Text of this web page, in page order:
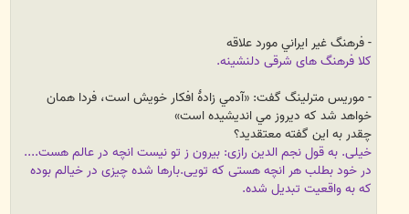
- فرهنگ غير ايراني مورد علاقه
کلا فرهنگ های شرقی دلنشینه.
- موريس مترلينگ گفت: «آدمي زادۀ افكار خويش است، فردا همان
خواهد شد كه ديروز مي انديشيده است»
چقدر به اين گفته معتقديد؟
خیلی. به قول نجم الدین رازی: بیرون ز تو نیست انچه در عالم هست....
در خود بطلب هر انچه هستی که تویی.بارها شده چیزی در خیالم بوده
که به واقعیت تبدیل شده.